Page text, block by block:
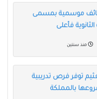
موسمية بمسمى
فأعلى
منذ سنتين
توفر فرص تدريبية
بالمملكة